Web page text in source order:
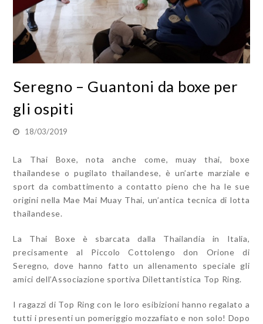
Seregno – Guantoni da boxe per
gli ospiti
18/03/2019
La Thai Boxe, nota anche come, muay thai, boxe
thailandese o pugilato thailandese, è un’arte marziale e
sport da combattimento a contatto pieno che ha le sue
origini nella Mae Mai Muay Thai, un’antica tecnica di lotta
thailandese.
La Thai Boxe è sbarcata dalla Thailandia in Italia,
precisamente al Piccolo Cottolengo don Orione di
Seregno, dove hanno fatto un allenamento speciale gli
amici dell’Associazione sportiva Dilettantistica Top Ring.
I ragazzi di Top Ring con le loro esibizioni hanno regalato a
tutti i presenti un pomeriggio mozzafiato e non solo! Dopo